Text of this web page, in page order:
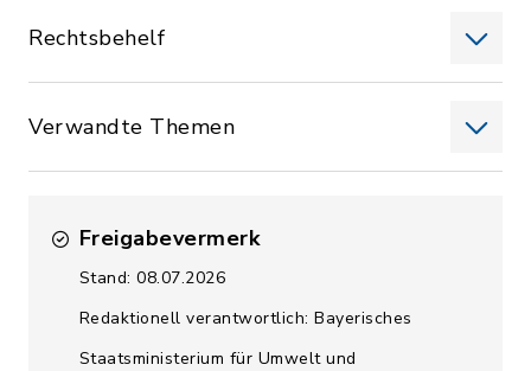
Rechtsbehelf
Verwandte Themen
Freigabevermerk
Stand: 08.07.2026
Redaktionell verantwortlich: Bayerisches
Staatsministerium für Umwelt und